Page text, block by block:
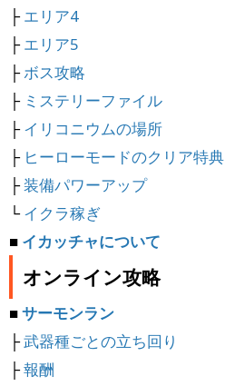
├エリア4
├エリア5
├ボス攻略
├ ミステリーファイル
├イリコニウムの場所
├ ヒーローモードのクリア特典
├装備パワーアップ
└イクラ稼ぎ
■ イカッチャについて
オンライン攻略
■サーモンラン
├武器種ごとの立ち回り
├報酬